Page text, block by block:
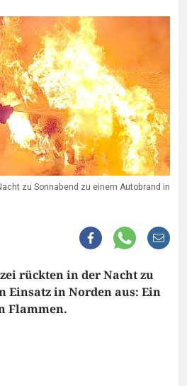
zu Sonnabend zu einem Autobrand in
rückten in der Nacht zu
Einsatz in Norden aus: Ein
Flammen.